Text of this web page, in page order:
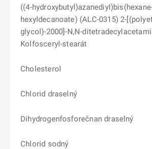
((4-
hexyldecanoate) (ALC-0315) 2-
glycol)-2000]-N,N-
Kolfosceryl-stearát
Cholesterol
Chlorid draselný
Dihydrogenfosforečnan draselný
Chlorid sodný